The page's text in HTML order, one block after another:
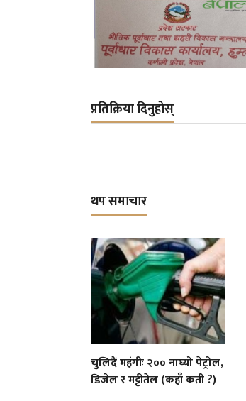
प्रतिक्रिया दिनुहोस्
थप समाचार
चुलिदैं महंगीः २०० नाघ्यो पेट्रोल,
डिजेल र मट्टीतेल (कहाँ कती ?)